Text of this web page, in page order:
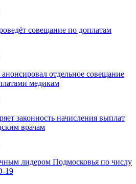
совещание по доплатам
отдельное совещание
медикам
законность начисления выплат
врачам
лидером Подмосковья по числу
19